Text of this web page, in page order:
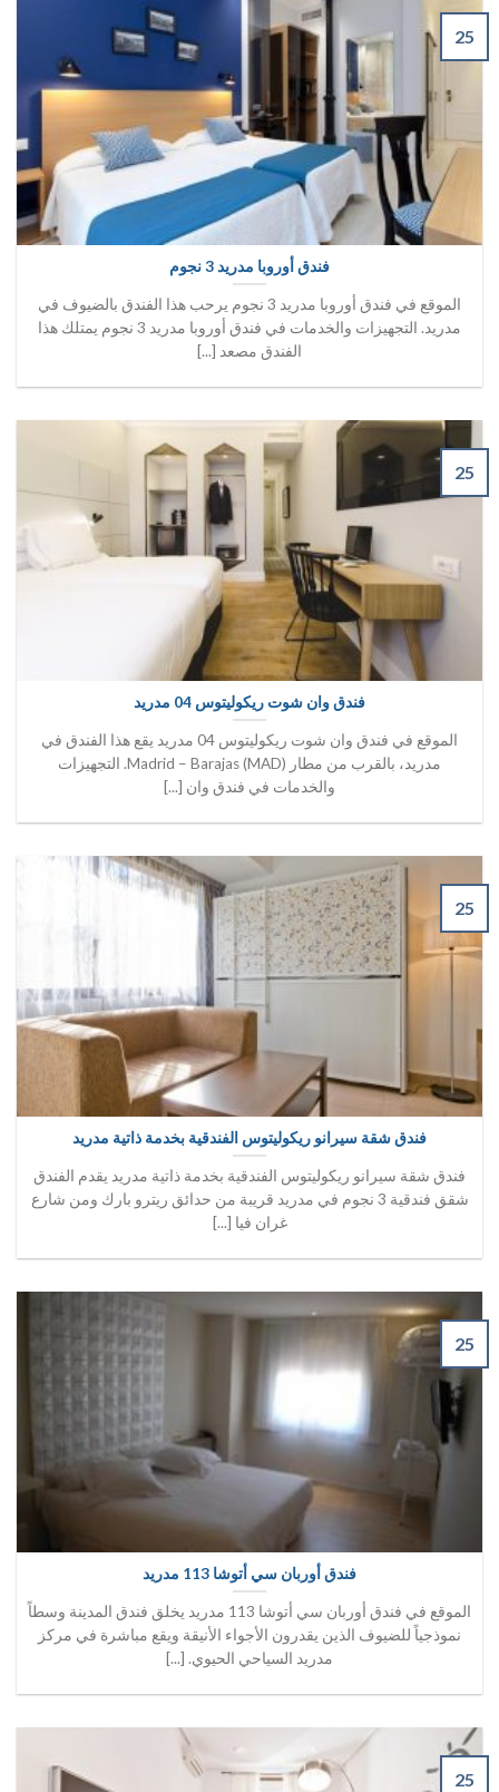
فندق أوروبا مدريد 3 نجوم
الموقع في فندق أوروبا مدريد 3 نجوم يرحب هذا الفندق بالضيوف في
مدريد. التجهيزات والخدمات في فندق أوروبا مدريد 3 نجوم يمتلك هذا
الفندق مصعد [...]
25
فندق وان شوت ريكوليتوس 04 مدريد
الموقع في فندق وان شوت ريكوليتوس 04 مدريد يقع هذا الفندق في
مدريد، بالقرب من مطار Madrid – Barajas (MAD). التجهيزات
والخدمات في فندق وان [...]
25
فندق شقة سيرانو ريكوليتوس الفندقية بخدمة ذاتية مدريد
فندق شقة سيرانو ريكوليتوس الفندقية بخدمة ذاتية مدريد يقدم الفندق
شقق فندقية 3 نجوم في مدريد قريبة من حدائق ريترو بارك ومن شارع
غران فيا [...]
25
فندق أوربان سي أتوشا 113 مدريد
الموقع في فندق أوربان سي أتوشا 113 مدريد يخلق فندق المدينة وسطاً
نموذجياً للضيوف الذين يقدرون الأجواء الأنيقة ويقع مباشرة في مركز
مدريد السياحي الحيوي. [...]
25
25